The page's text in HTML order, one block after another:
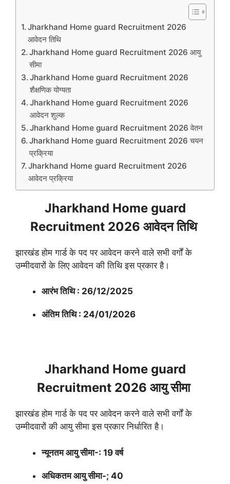
Jharkhand Home guard Recruitment 2026
आवेदन तिथि
Jharkhand Home guard Recruitment 2026 आयु
सीमा
Jharkhand Home guard Recruitment 2026
शैक्षणिक योग्यता
Jharkhand Home guard Recruitment 2026
आवेदन शुल्क
Jharkhand Home guard Recruitment 2026 वेतन
Jharkhand Home guard Recruitment 2026 चयन
प्रक्रिया
Jharkhand Home guard Recruitment 2026
आवेदन प्रक्रिया
Jharkhand Home guard
Recruitment 2026 आवेदन तिथि
झारखंड होम गार्ड के पद पर आवेदन करने वाले सभी वर्गों के
उम्मीदवारों के लिए आवेदन की तिथि इस प्रकार है।
आरंभ तिथि : 26/12/2025
अंतिम तिथि : 24/01/2026
Jharkhand Home guard
Recruitment 2026 आयु सीमा
झारखंड होम गार्ड के पद पर आवेदन करने वाले सभी वर्गों के
उम्मीदवारों की आयु सीमा इस प्रकार निर्धारित है।
न्यूनतम आयु सीमा-: 19 वर्ष
अधिकतम आयु सीमा-; 40